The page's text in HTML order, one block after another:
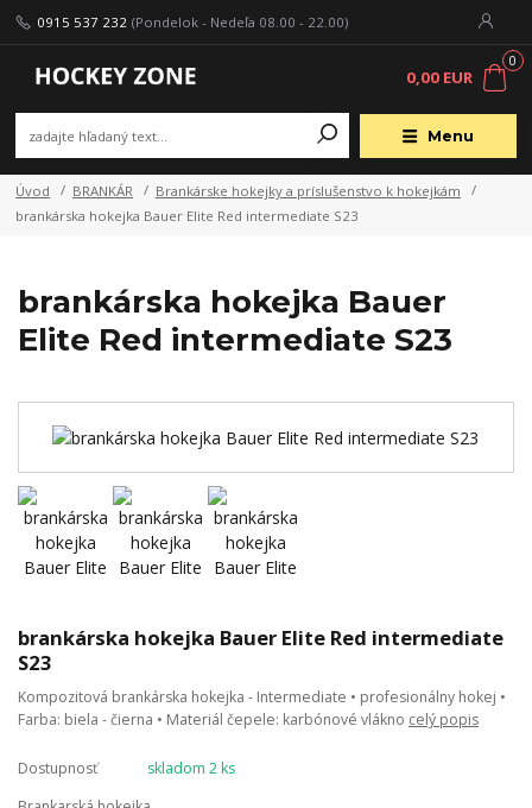
Menu
0915 537 232 (Pondelok - Nedeľa 08.00 - 22.00)
0
0,00 EUR
Úvod BRANKÁR
Brankárske hokejky a príslušenstvo k hokejkám
brankárska hokejka Bauer Elite Red intermediate S23
brankárska hokejka Bauer
Elite Red intermediate S23
brankárska hokejka Bauer Elite Red intermediate
S23
Kompozitová brankárska hokejka - Intermediate • profesionálny hokej •
Farba: biela - čierna • Materiál čepele: karbónové vlákno celý popis
Dostupnosť
skladom 2 ks